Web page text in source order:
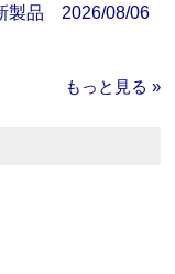
製品 2026/08/06
もっと見る »